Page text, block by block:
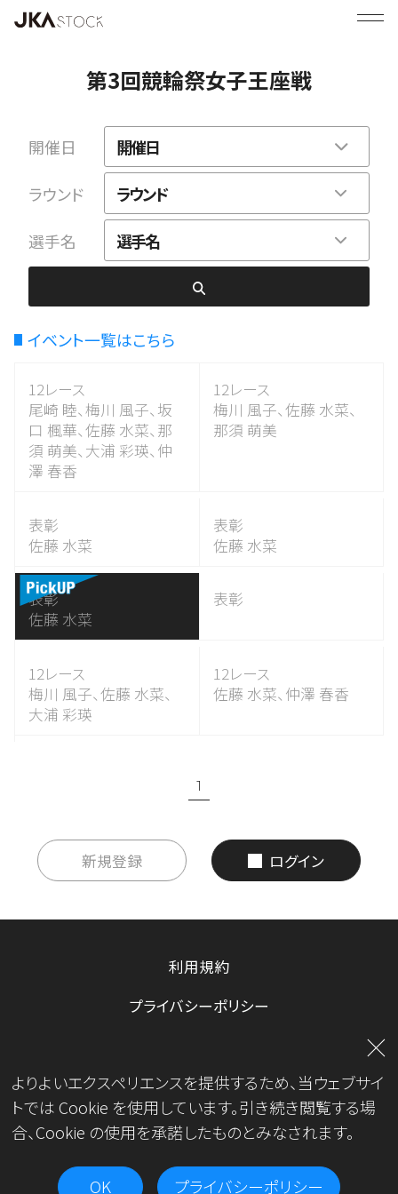
第3回競輪祭女子王座戦
開催日 開催日
ラウンド ラウンド
選手名 選手名
イベント一覧はこちら
12レース
尾崎 睦、梅川 風子、 坂
口 楓華、佐藤 水菜、 那
須 萌美、 大浦 彩瑛、 仲
澤 春香
12レース
梅川 風子、佐藤 水菜、
那須 萌美
表彰
佐藤 水菜
表彰
佐藤 水菜
表彰
佐藤 水菜
表彰
12レース
梅川 風子、佐藤 水菜、
大浦 彩瑛
12レース
佐藤 水菜、 仲澤 春香
1
新規登録 ログイン
利用規約
プライバシーポリシー
運営会社
よりよいエクスペリエンスを提供するため、当ウェブサイ
トでは Cookie を使用しています。引き続き閲覧する場
合、Cookie の使用を承諾したものとみなされます。
OK プライバシーポリシー